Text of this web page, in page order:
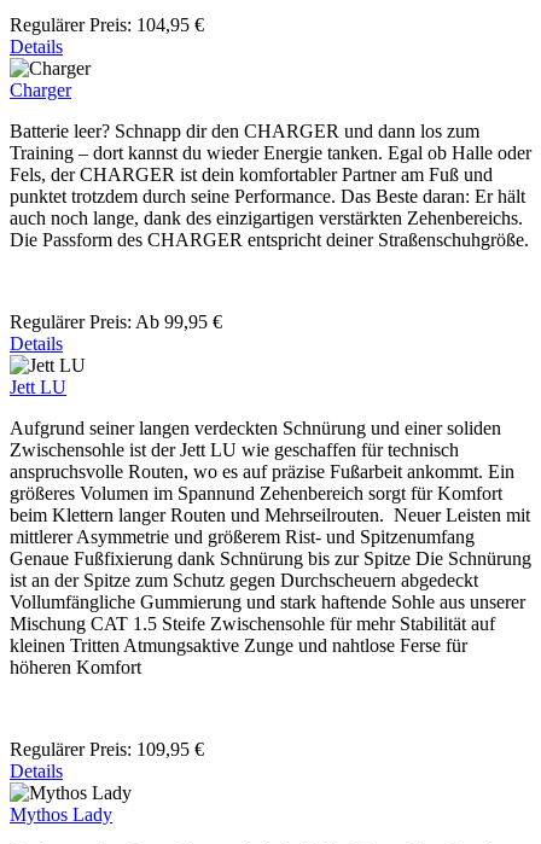
Regulärer Preis: 104,95 €
Details
Charger
Batterie leer? Schnapp dir den CHARGER und dann los zum
Training – dort kannst du wieder Energie tanken. Egal ob Halle oder
Fels, der CHARGER ist dein komfortabler Partner am Fuß und
punktet trotzdem durch seine Performance. Das Beste daran: Er hält
auch noch lange, dank des einzigartigen verstärkten Zehenbereichs.
Die Passform des CHARGER entspricht deiner Straßenschuhgröße.
Regulärer Preis: Ab 99,95 €
Details
Jett LU
Aufgrund seiner langen verdeckten Schnürung und einer soliden
Zwischensohle ist der Jett LU wie geschaffen für technisch
anspruchsvolle Routen, wo es auf präzise Fußarbeit ankommt. Ein
größeres Volumen im Spannund Zehenbereich sorgt für Komfort
beim Klettern langer Routen und Mehrseilrouten. Neuer Leisten mit
mittlerer Asymmetrie und größerem Rist- und Spitzenumfang
Genaue Fußfixierung dank Schnürung bis zur Spitze Die Schnürung
ist an der Spitze zum Schutz gegen Durchscheuern abgedeckt
Vollumfängliche Gummierung und stark haftende Sohle aus unserer
Mischung CAT 1.5 Steife Zwischensohle für mehr Stabilität auf
kleinen Tritten Atmungsaktive Zunge und nahtlose Ferse für
höheren Komfort
Regulärer Preis: 109,95 €
Details
Mythos Lady